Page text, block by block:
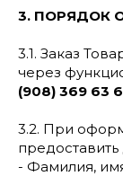
3. ПОРЯДОК
3.1. Заказ
через
(908) 369 63
3.2. При
- Фамилия,